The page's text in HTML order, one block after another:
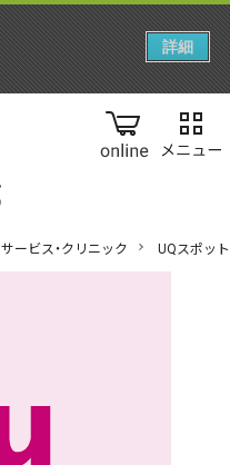
online
サービス・クリニック UQスポット
詳細